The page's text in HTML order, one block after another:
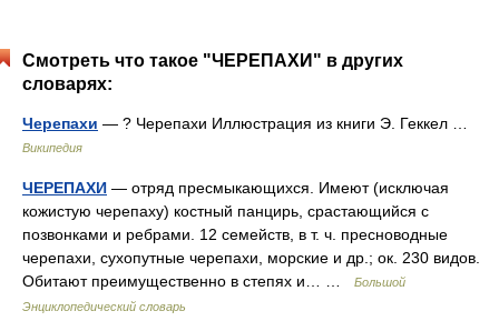
Смотреть что такое "ЧЕРЕПАХИ" в других
словарях:
Черепахи — ? Черепахи Иллюстрация из книги Э. Геккел …
Википедия
ЧЕРЕПАХИ — отряд пресмыкающихся. Имеют (исключая
кожистую черепаху) костный панцирь, срастающийся с
позвонками и ребрами. 12 семейств, в т. ч. пресноводные
черепахи, сухопутные черепахи, морские и др.; ок. 230 видов.
Обитают преимущественно в степях и… …
Большой
Энциклопедический словарь